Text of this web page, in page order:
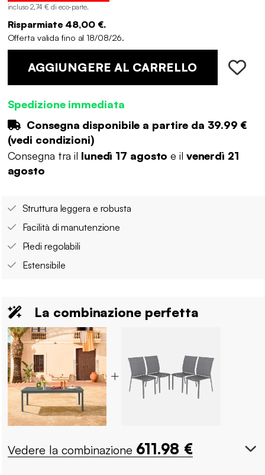
incluso 2,74 € di eco-parte.
Risparmiate 48,00 €.
Offerta valida fino al 18/08/26.
AGGIUNGERE AL CARRELLO
Spedizione immediata
Consegna disponibile a partire da 39.99 €
(vedi condizioni)
Consegna tra il lunedì 17 agosto e il venerdì 21
agosto
Struttura leggera e robusta
Facilità di manutenzione
Piedi regolabili
Estensibile
La combinazione perfetta
Vedere la combinazione 611.98 €